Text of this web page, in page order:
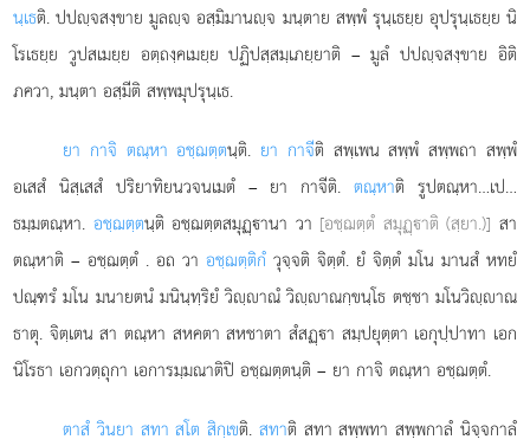
นฺเธติ. ปปฺจสงฺขาย มูลฺจ อสฺมิมานฺจ มนฺตาย สพฺพํ รุนฺเธยฺย อุปรุนฺเธยฺย นิ
โรเธยฺย วูปสเมยฺย อตฺถงฺคเมยฺยปฏิปสฺสมฺเภยฺยาติ – มูลํ ปปฺจสงฺขาย อิติ
ภควา, มนฺตา อสฺมีติ สพฺพมุปรุนฺเธ.
ยา กาจิ ตณฺหา อชฺฌตฺตนฺติ. ยา กาจีติ สพฺเพน สพฺพํ สพฺพถา สพฺพํ
อเสสํ นิสฺเสสํ ปริยาทิยนวจนเมตํ – ยา กาจีติ. ตณฺหาติ รูปตณฺหา…เป…
ธมฺมตณฺหา. อชฺฌตฺตนฺติ อชฺฌตฺตสมุฏฺานา วา [อชฺฌตฺตํ สมุฏฺาติ (สฺยา.)] สา
ตณฺหาติ – อชฺฌตฺตํ . อถ วาอชฺฌตฺติกํ วุจฺจติ จิตฺตํ. ยํ จิตฺตํ มโน มานสํ หทยํ
ปณฺฑรํ มโน มนายตนํ มนินฺทฺริยํ วิฺาณํ วิฺาณกฺขนฺโธ ตชฺชา มโนวิฺาณ
ธาตุ. จิตฺเตน สา ตณฺหา สหคตา สหชาตา สํสฏฺา สมฺปยุตฺตา เอกุปฺปาทา เอก
นิโรธา เอกวตฺถุกา เอการมฺมณาติปิ อชฺฌตฺตนฺติ – ยา กาจิ ตณฺหา อชฺฌตฺตํ.
ตาสํ วินยา สทา สโต สิกฺเขติ. สทาติ สทา สพฺพทาสพฺพกาลํ นิจฺจกาลํ